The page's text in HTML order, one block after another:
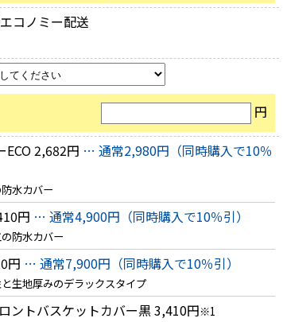
エコノミー配送
円
ECO2,682円 … 通常2,980円（同時購入で10％
水カバー
円 … 通常4,900円（同時購入で10％引）
防水カバー
円 … 通常7,900円（同時購入で10％引）
生地厚みのデラックスタイプ
ントバスケットカバー黒3,410円※1